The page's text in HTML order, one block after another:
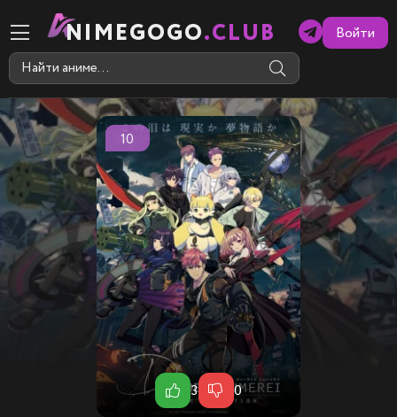
NIMEGOGO.CLUB Войти
10
3 0